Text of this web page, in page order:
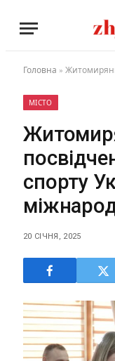
Головна » Житомирянка
МІСТО
спорту
20 СІЧНЯ, 2025